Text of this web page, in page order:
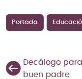
Portada
Decálogo
buen padre